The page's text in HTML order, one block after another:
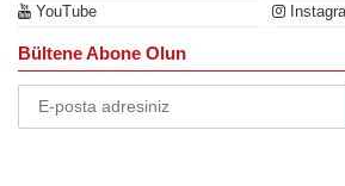
YouTube
Bültene Abone Olun